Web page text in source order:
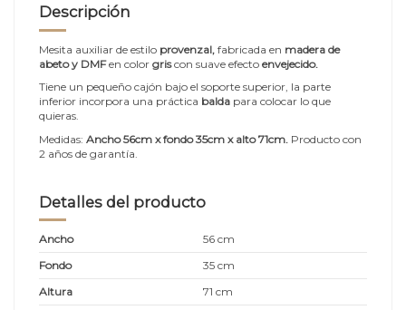
Descripción
Mesita auxiliar de estilo provenzal, fabricada en madera de
abeto y DMFen color griscon suave efecto envejecido.
Tiene un pequeño cajón bajo el soporte superior, la parte
inferior incorpora una práctica balda para colocar lo que
quieras.
Medidas: Ancho 56cm x fondo 35cm x alto 71cm. Producto con
2 años de garantía.
Detalles del producto
Ancho
56 cm
Fondo
35 cm
Altura
71 cm